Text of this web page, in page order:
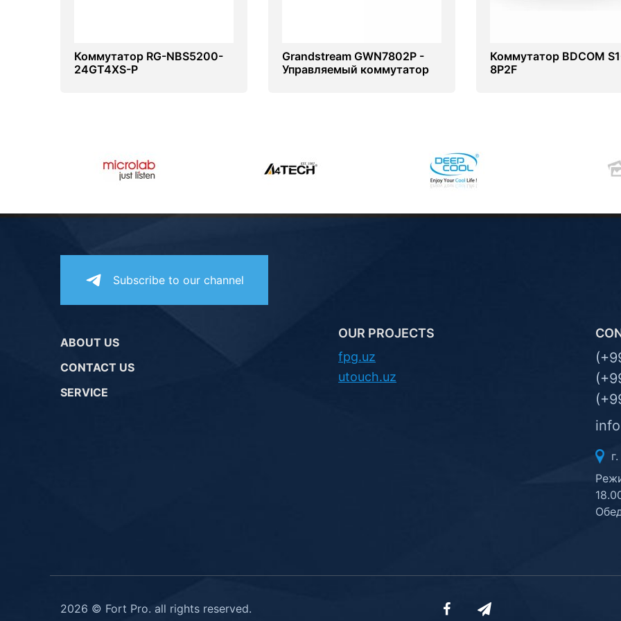
Коммутатор RG-NBS5200-
24GT4XS-P
Grandstream GWN7802P -
Управляемый коммутатор
Коммутатор BDCOM
8P2F
Subscribe to our channel
ABOUT US
CONTACT US
SERVICE
OUR PROJECTS
fpg.uz
utouch.uz
2026 © Fort Pro. all rights reserved.